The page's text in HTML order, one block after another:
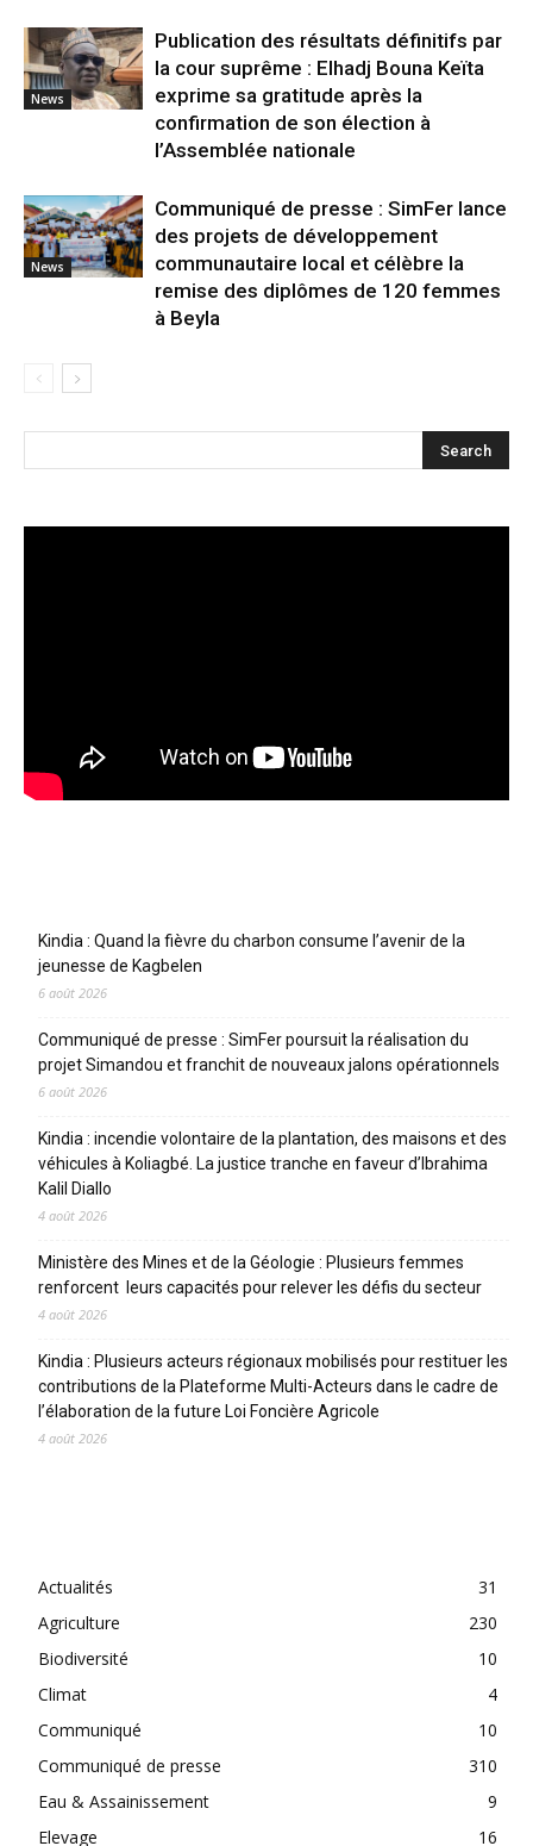
News
Publication des résultats définitifs par
la cour suprême : Elhadj Bouna Keïta
exprime sa gratitude après la
confirmation de son élection à
l’Assemblée nationale
News
Communiqué de presse : SimFer lance
des projets de développement
communautaire local et célèbre la
remise des diplômes de 120 femmes
à Beyla
Kindia : Quand la fièvre du charbon consume l’avenir de la
jeunesse de Kagbelen
6 août 2026
Communiqué de presse : SimFer poursuit la réalisation du
projet Simandou et franchit de nouveaux jalons opérationnels
6 août 2026
Kindia : incendie volontaire de la plantation, des maisons et des
véhicules à Koliagbé. La justice tranche en faveur d’Ibrahima
Kalil Diallo
4 août 2026
Ministère des Mines et de la Géologie : Plusieurs femmes
renforcent leurs capacités pour relever les défis du secteur
4 août 2026
Kindia : Plusieurs acteurs régionaux mobilisés pour restituer les
contributions de la Plateforme Multi-Acteurs dans le cadre de
l’élaboration de la future Loi Foncière Agricole
4 août 2026
Actualités
31
Agriculture
230
Biodiversité
10
Climat
4
Communiqué
10
Communiqué de presse
310
Eau & Assainissement
9
Elevage
16